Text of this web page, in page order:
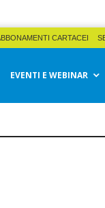
CARTACEI
EVENTI E WEBINAR